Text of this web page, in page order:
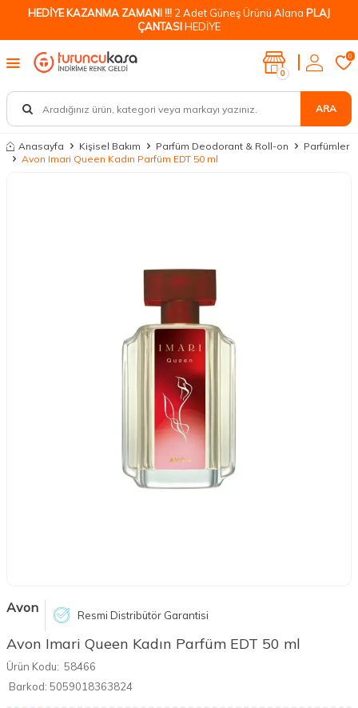
HEDİYE KAZANMA ZAMANI !!! 2 Adet Güneş Ürünü Alana PLAJ
ÇANTASIHEDİYE
ARA
0
0
Anasayfa Kişisel Bakım Parfüm Deodorant & Roll-on
Parfümler
Avon Imari Queen Kadın Parfüm EDT 50 ml
Avon Resmi Distribütör Garantisi
Avon Imari Queen Kadın Parfüm EDT 50 ml
Ürün Kodu: 58466
Barkod: 5059018363824